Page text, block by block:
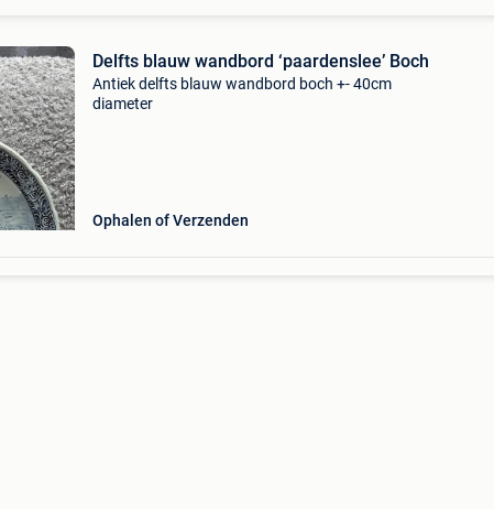
Delfts blauw wandbord ‘paardenslee’ Boch
Antiek delfts blauw wandbord boch +- 40cm
diameter
Ophalen of Verzenden